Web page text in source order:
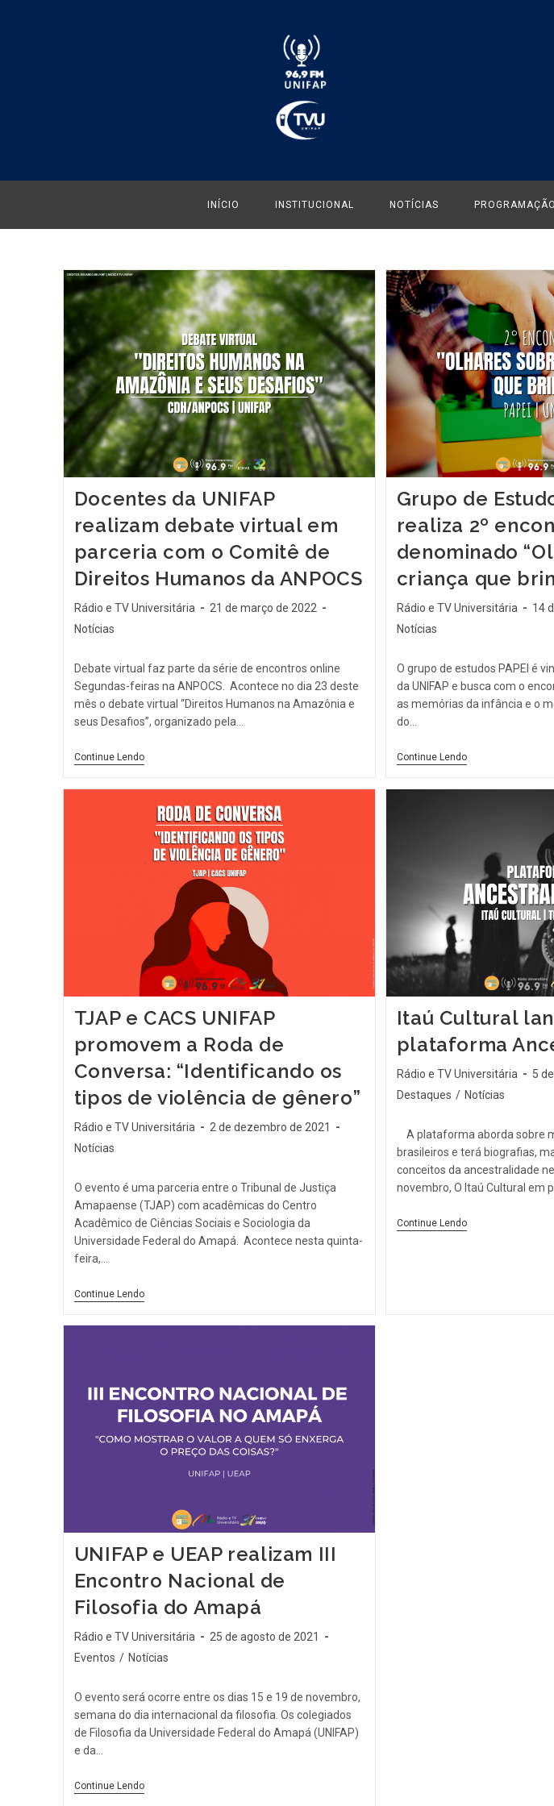
INÍCIO INSTITUCIONAL NOTÍCIAS PROGRAMAÇÃO
Docentes da UNIFAP
realizam debate virtual em
parceria com o Comitê de
Direitos Humanos da ANPOCS
Rádio e TV Universitária
21 de março de 2022
Notícias
Debate virtual faz parte da série de encontros online
Segundas-feiras na ANPOCS. Acontece no dia 23 deste
mês o debate virtual “Direitos Humanos na Amazônia e
seus Desafios”, organizado pela…
Continue Lendo
Grupo de
realiza 2º
denominado
criança que
Rádio e TV Universitária
14
Notícias
O grupo de estudos PAPEI é
da UNIFAP e busca com o
as memórias da infância e o
do…
Continue Lendo
TJAP e CACS UNIFAP
promovem a Roda de
Conversa: “Identificando os
tipos de violência de gênero”
Rádio e TV Universitária
2 de dezembro de 2021
Notícias
O evento é uma parceria entre o Tribunal de Justiça
Amapaense (TJAP) com acadêmicas do Centro
Acadêmico de Ciências Sociais e Sociologia da
Universidade Federal do Amapá. Acontece nesta quinta-
feira,…
Continue Lendo
Itaú Cultural
plataforma
Rádio e TV Universitária
5
Destaques / Notícias
A plataforma aborda sobre
brasileiros e terá biografias,
conceitos da ancestralidade
novembro, O Itaú Cultural em
Continue Lendo
UNIFAP e UEAP realizam III
Encontro Nacional de
Filosofia do Amapá
Rádio e TV Universitária
25 de agosto de 2021
Eventos / Notícias
O evento será ocorre entre os dias 15 e 19 de novembro,
semana do dia internacional da filosofia. Os colegiados
de Filosofia da Universidade Federal do Amapá (UNIFAP)
e da…
Continue Lendo